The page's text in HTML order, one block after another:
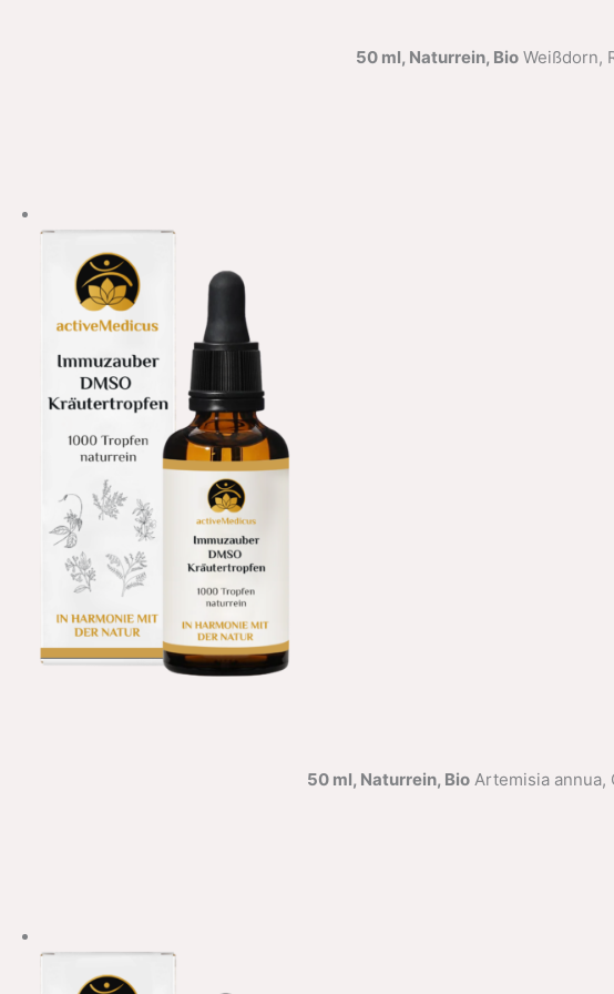
50 ml, Naturrein, Bio Weißdorn,
50 ml, Naturrein, Bio Artemisia annua,